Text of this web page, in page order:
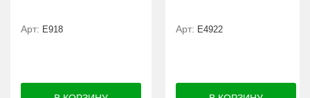
Арт: E918 Арт: Е4922